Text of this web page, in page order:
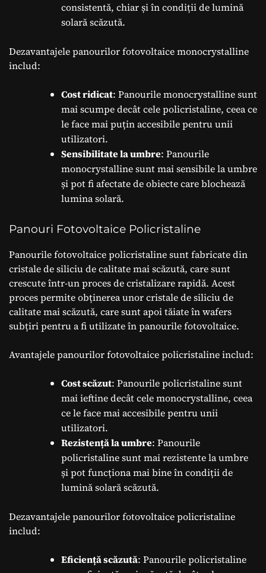
consistentă, chiar și în condiții de lumină
solară scăzută.
Dezavantajele panourilor fotovoltaice monocrystalline
includ:
Cost ridicat: Panourile monocrystalline sunt
mai scumpe decât cele policristaline, ceea ce
le face mai puțin accesibile pentru unii
utilizatori.
Sensibilitate la umbre: Panourile
monocrystalline sunt mai sensibile la umbre
și pot fi afectate de obiecte care blochează
lumina solară.
Panouri Fotovoltaice Policristaline
Panourile fotovoltaice policristaline sunt fabricate din
cristale de siliciu de calitate mai scăzută, care sunt
crescute într-un proces de cristalizare rapidă. Acest
proces permite obținerea unor cristale de siliciu de
calitate mai scăzută, care sunt apoi tăiate în wafers
subțiri pentru a fi utilizate în panourile fotovoltaice.
Avantajele panourilor fotovoltaice policristaline includ:
Cost scăzut: Panourile policristaline sunt
mai ieftine decât cele monocrystalline, ceea
ce le face mai accesibile pentru unii
utilizatori.
Rezistență la umbre: Panourile
policristaline sunt mai rezistente la umbre
și pot funcționa mai bine în condiții de
lumină solară scăzută.
Dezavantajele panourilor fotovoltaice policristaline
includ:
Eficiență scăzută: Panourile policristaline